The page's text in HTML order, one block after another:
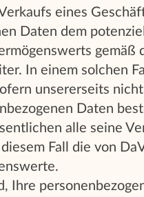
eines
Daten dem
gemäß
In einem solchen
unsererseits
Daten
alle seine
Fall die von
Ihre